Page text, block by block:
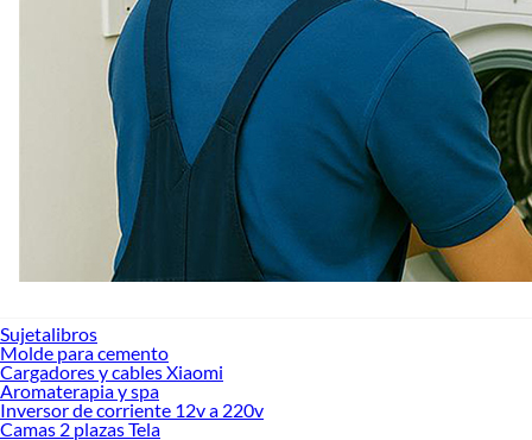
Sujetalibros
Molde para cemento
Cargadores y cables Xiaomi
Aromaterapia y spa
Inversor de corriente 12v a 220v
Camas 2 plazas Tela